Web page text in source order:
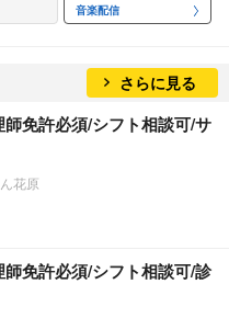
音楽配信
さらに見る
師免許必須/シフト相談可/サ
花原
師免許必須/シフト相談可/診